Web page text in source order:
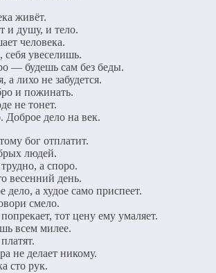
живёт.
и душу, и тело.
человека.
увеселишь.
— будешь сам без беды.
а лихо не забудется.
и пожинать.
не тонет.
Доброе дело на век.
бог отплатит.
людей.
а споро.
весенний день.
дело, а худое само приспеет.
смело.
тот цену ему умаляет.
всем милее.
не делает никому.
сто рук.